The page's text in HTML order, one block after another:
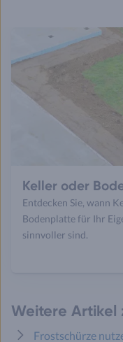
Keller oder
Entdecken Sie, wann
Bodenplatte für Ihr
sinnvoller sind.
Weitere Artikel
Frostschürze